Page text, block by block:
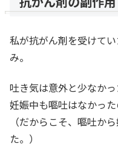
私が抗がん剤を受けて
み。
吐き気は意外と少なかっ
妊娠中も嘔吐はなかっ
（だからこそ、嘔吐か
た。）